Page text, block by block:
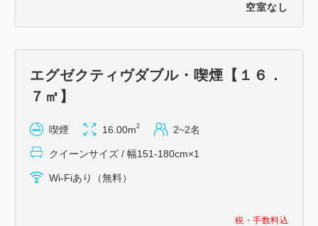
空室なし
税・手数料込
エグゼクティヴダブル・喫煙【１６．
７㎡】
喫煙 16.00m2 2~2名
クイーンサイズ / 幅151-180cm×1
Wi-Fiあり（無料）